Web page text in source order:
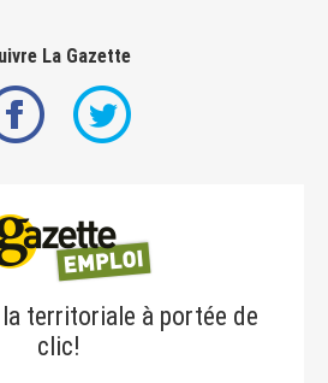
La Gazette
la territoriale à portée de
clic!